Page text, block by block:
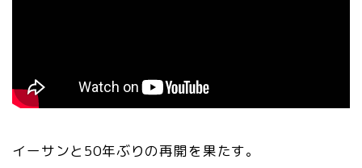
イーサンと50年ぶりの再開を果たす。